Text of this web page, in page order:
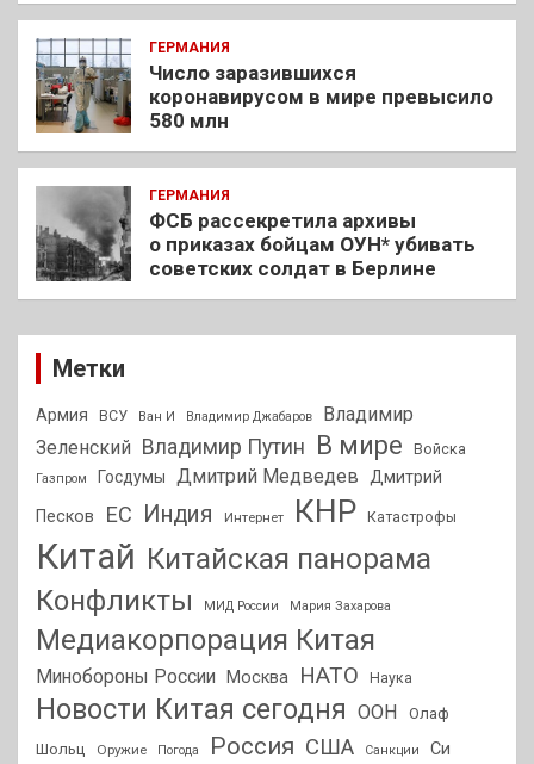
ГЕРМАНИЯ
Число заразившихся
коронавирусом в мире превысило
580 млн
ГЕРМАНИЯ
ФСБ рассекретила архивы
о приказах бойцам ОУН* убивать
советских солдат в Берлине
Метки
Армия ВСУ Ван И Владимир Джабаров
Владимир
Зеленский
Владимир Путин В мире Войска
Газпром Госдумы Дмитрий Медведев Дмитрий
Песков
ЕС Индия Интернет КНР Катастрофы
Китай Китайская панорама
Конфликты
МИД России Мария Захарова
Медиакорпорация Китая
Минобороны России Москва НАТО Наука
Новости Китая сегодня ООН
Олаф
Шольц
Оружие Погода Россия США Санкции
Си